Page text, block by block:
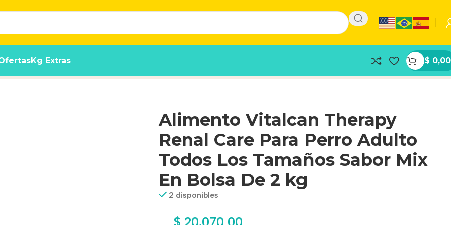
Kg Extras $ 0,00
Perro Adulto Todos Los Tamaños Sabor Mix En Bolsa De 2 kg
Alimento Vitalcan Therapy
Renal Care Para Perro Adulto
Todos Los Tamaños Sabor Mix
En Bolsa De 2 kg
2 disponibles
$ 20.070,00